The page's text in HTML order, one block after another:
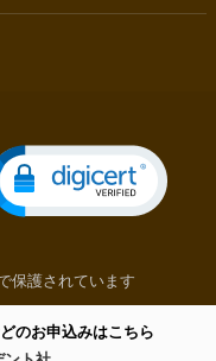
保護されています
のお申込みはこちら